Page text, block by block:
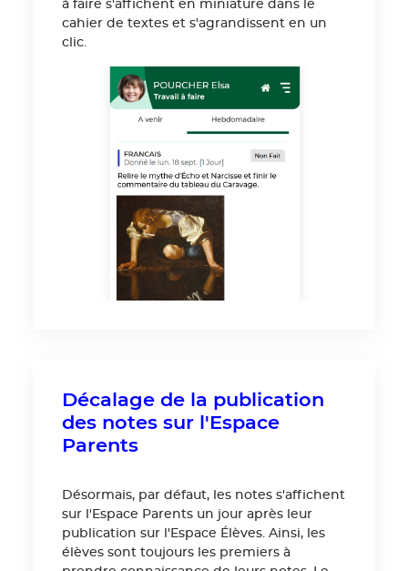
à faire s'affichent en miniature dans le
cahier de textes et s'agrandissent en un
clic.
Décalage de la publication
des notes sur l'Espace
Parents
Désormais, par défaut, les notes s'affichent
sur l'Espace Parents un jour après leur
publication sur l'Espace Élèves. Ainsi, les
élèves sont toujours les premiers à